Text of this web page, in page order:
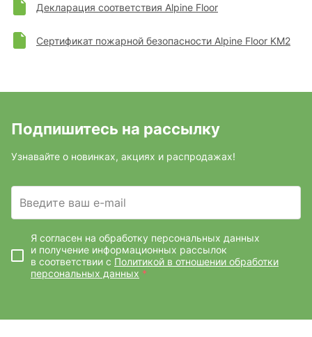
Декларация соответствия Alpine Floor
Сертификат пожарной безопасности Alpine Floor KM2
Подпишитесь на рассылку
Узнавайте о новинках, акциях и распродажах!
Введите ваш e-mail
Я согласен на обработку персональных данных
и получение информационных рассылок
в соответствии с Политикой в отношении обработки
персональных данных *